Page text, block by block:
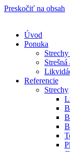
Preskočiť na obsah
Úvod
Ponuka
Referencie
Strechy